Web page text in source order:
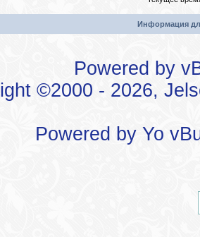
Информация
Powered by
©2000 - 2026,
Powered by Yo